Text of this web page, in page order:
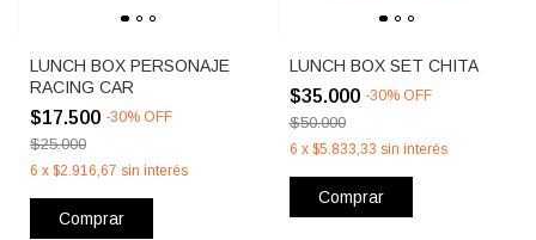
LUNCH BOX PERSONAJE
RACING CAR
$17.500 -30% OFF
$25.000
6 x $2.916,67 sin interés
Comprar
LUNCH BOX SET CHITA
$35.000 -30% OFF
$50.000
6 x $5.833,33 sin interés
Comprar